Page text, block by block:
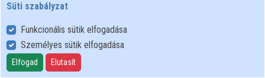
Felhasználói szabályzat
Adatkezelési tájékoztató
Süti szabályzat
Süti szabályzat
Funkcionális sütik elfogadása
Személyes sütik elfogadása
Elfogad Elutasít